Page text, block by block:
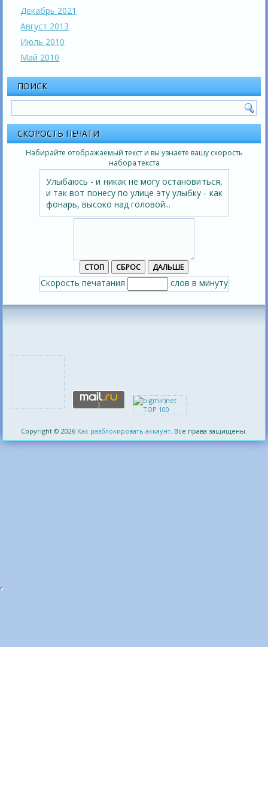
Декабрь 2021
Август 2013
Июль 2010
Май 2010
ПОИСК
СКОРОСТЬ ПЕЧАТИ
Набирайте отображаемый текст и вы узнаете вашу скорость
набора текста
Улыбаюсь - и никак не могу остановиться,
и так вот понесу по улице эту улыбку - как
фонарь, высоко над головой...
Скорость печатания слов в минуту
Copyright © 2026 Как разблокировать аккаунт . Все права защищены.